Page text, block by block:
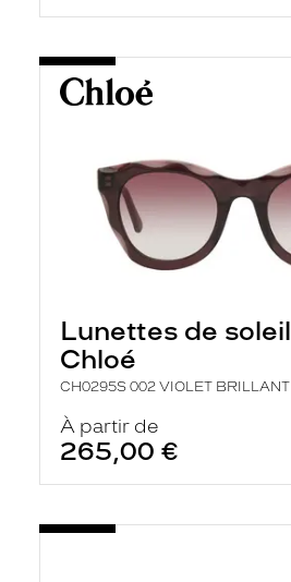
Lunettes de soleil
Chloé
CH0295S 002 VIOLET BRILLANT
À partir de
265,00 €